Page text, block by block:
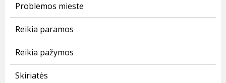
Problemos mieste
Reikia paramos
Reikia pažymos
Skiriatės